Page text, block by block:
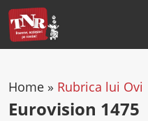
Home » Rubrica lui Ovi
Eurovision 1475